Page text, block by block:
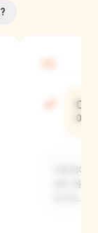
OO
어
식당섬이
싶은 음식